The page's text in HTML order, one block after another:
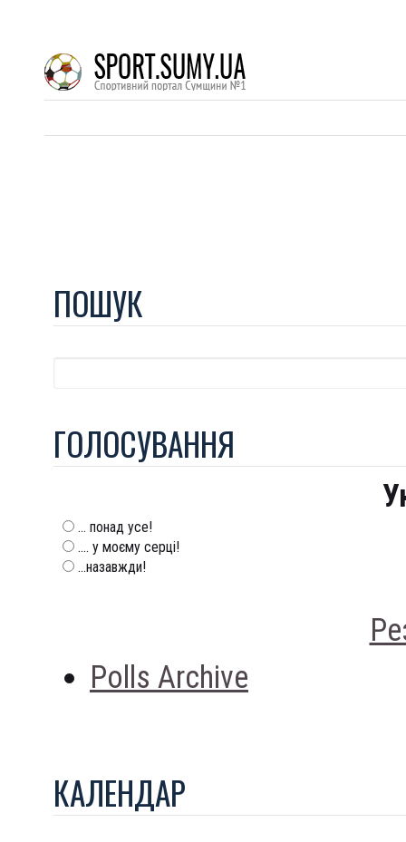
ПОШУК
ГОЛОСУВАННЯ
... понад усе!
.... у моєму серці!
...назавжди!
Polls Archive
КАЛЕНДАР